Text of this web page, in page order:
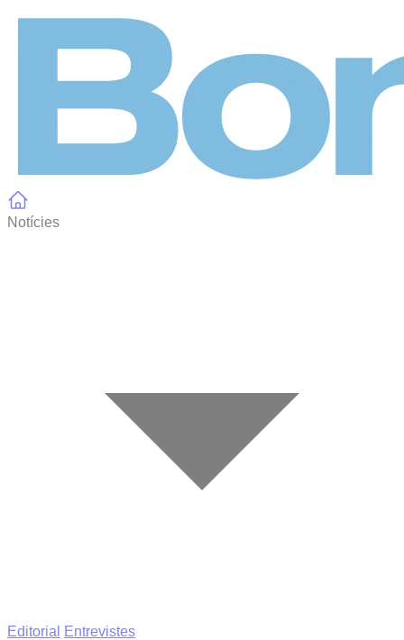
Notícies
Editorial
Entrevistes